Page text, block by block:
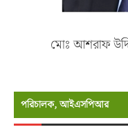
মোঃ আশরাফ
পরিচালক, আইএসপিআর